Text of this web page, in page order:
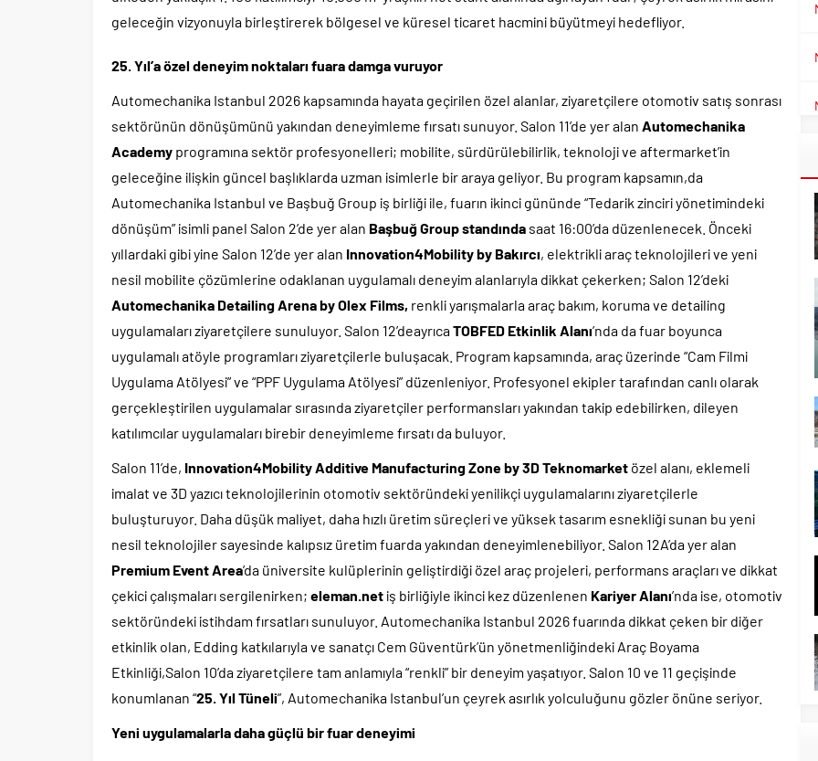
geleceğin vizyonuyla birleştirerek bölgesel ve küresel ticaret hacmini büyütmeyi hedefliyor.
25. Yıl’a özel deneyim noktaları fuara damga vuruyor
Automechanika Istanbul 2026 kapsamında hayata geçirilen özel alanlar, ziyaretçilere otomotiv satış sonrası
sektörünün dönüşümünü yakından deneyimleme fırsatı sunuyor. Salon 11’de yer alan Automechanika
Academy programına sektör profesyonelleri; mobilite, sürdürülebilirlik, teknoloji ve aftermarket’in
geleceğine ilişkin güncel başlıklarda uzman isimlerle bir araya geliyor. Bu program kapsamın,da
Automechanika Istanbul ve Başbuğ Group iş birliği ile, fuarın ikinci gününde “Tedarik zinciri yönetimindeki
dönüşüm” isimli panel Salon 2’de yer alan Başbuğ Group standında saat 16:00’da düzenlenecek. Önceki
yıllardaki gibi yine Salon 12’de yer alan Innovation4Mobility by Bakırcı, elektrikli araç teknolojileri ve yeni
nesil mobilite çözümlerine odaklanan uygulamalı deneyim alanlarıyla dikkat çekerken; Salon 12’deki
Automechanika Detailing Arenaby Olex Films, renkli yarışmalarla araç bakım, koruma ve detailing
uygulamaları ziyaretçilere sunuluyor. Salon 12’deayrıcaTOBFED Etkinlik Alanı’nda da fuar boyunca
uygulamalı atöyle programları ziyaretçilerle buluşacak. Program kapsamında, araç üzerinde “Cam Filmi
Uygulama Atölyesi” ve “PPF Uygulama Atölyesi” düzenleniyor. Profesyonel ekipler tarafından canlı olarak
gerçekleştirilen uygulamalar sırasında ziyaretçiler performansları yakından takip edebilirken, dileyen
katılımcılar uygulamaları birebir deneyimleme fırsatı da buluyor.
Salon 11’de, Innovation4Mobility Additive Manufacturing Zone by 3D Teknomarket özel alanı, eklemeli
imalat ve 3D yazıcı teknolojilerinin otomotiv sektöründeki yenilikçi uygulamalarını ziyaretçilerle
buluşturuyor. Daha düşük maliyet, daha hızlı üretim süreçleri ve yüksek tasarım esnekliği sunan bu yeni
nesil teknolojiler sayesinde kalıpsız üretim fuarda yakından deneyimlenebiliyor. Salon 12A’da yer alan
Premium Event Area’da üniversite kulüplerinin geliştirdiği özel araç projeleri, performans araçları ve dikkat
çekici çalışmaları sergilenirken; eleman.net iş birliğiyle ikinci kez düzenlenen Kariyer Alanı’nda ise, otomotiv
sektöründeki istihdam fırsatları sunuluyor. Automechanika Istanbul 2026 fuarında dikkat çeken bir diğer
etkinlik olan, Edding katkılarıyla ve sanatçı Cem Güventürk’ün yönetmenliğindeki Araç Boyama
Etkinliği,Salon 10’da ziyaretçilere tam anlamıyla “renkli” bir deneyim yaşatıyor. Salon 10 ve 11 geçişinde
konumlanan “25. Yıl Tüneli”, Automechanika Istanbul’un çeyrek asırlık yolculuğunu gözler önüne seriyor.
Yeni uygulamalarla daha güçlü bir fuar deneyimi